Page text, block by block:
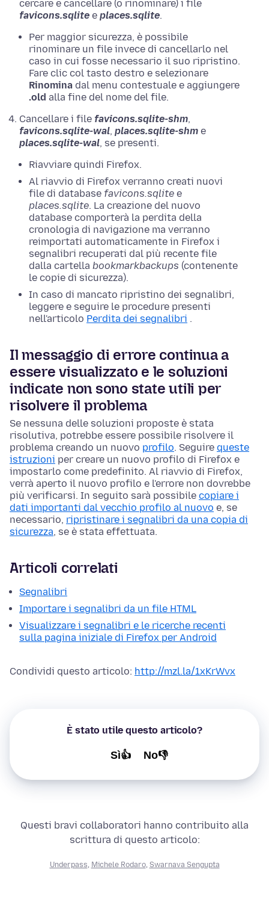
cercare e cancellare (o rinominare) i file
favicons.sqlite e places.sqlite.
Per maggior sicurezza, è possibile
rinominare un file invece di cancellarlo nel
caso in cui fosse necessario il suo ripristino.
Fare clic col tasto destro e selezionare
Rinomina dal menu contestuale e aggiungere
.old alla fine del nome del file.
Cancellare i file favicons.sqlite-shm,
favicons.sqlite-wal, places.sqlite-shm e
places.sqlite-wal, se presenti.
Riavviare quindi Firefox.
Al riavvio di Firefox verranno creati nuovi
file di database favicons.sqlite e
places.sqlite. La creazione del nuovo
database comporterà la perdita della
cronologia di navigazione ma verranno
reimportati automaticamente in Firefox i
segnalibri recuperati dal più recente file
dalla cartella bookmarkbackups (contenente
le copie di sicurezza).
In caso di mancato ripristino dei segnalibri,
leggere e seguire le procedure presenti
nell'articolo Perdita dei segnalibri .
Il messaggio di errore continua a
essere visualizzato e le soluzioni
indicate non sono state utili per
risolvere il problema
Se nessuna delle soluzioni proposte è stata
risolutiva, potrebbe essere possibile risolvere il
problema creando un nuovo profilo. Seguire queste
istruzioni per creare un nuovo profilo di Firefox e
impostarlo come predefinito. Al riavvio di Firefox,
verrà aperto il nuovo profilo e l'errore non dovrebbe
più verificarsi. In seguito sarà possibile copiare i
dati importanti dal vecchio profilo al nuovo e, se
necessario, ripristinare i segnalibri da una copia di
sicurezza, se è stata effettuata.
Articoli correlati
Segnalibri
Importare i segnalibri da un file HTML
Visualizzare i segnalibri e le ricerche recenti
sulla pagina iniziale di Firefox per Android
Condividi questo articolo: http://mzl.la/1xKrWvx
È stato utile questo articolo?
Sì👍 No👎
Questi bravi collaboratori hanno contribuito alla
scrittura di questo articolo:
Underpass, Michele Rodaro, Swarnava Sengupta